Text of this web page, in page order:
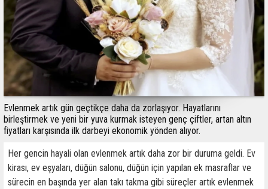
Evlenmek artık gün geçtikçe daha da zorlaşıyor. Hayatlarını
birleştirmek ve yeni bir yuva kurmak isteyen genç çiftler, artan altın
fiyatları karşısında ilk darbeyi ekonomik yönden alıyor.
Her gencin hayali olan evlenmek artık daha zor bir duruma geldi. Ev
kirası, ev eşyaları, düğün salonu, düğün için yapılan ek masraflar ve
sürecin en başında yer alan takı takma gibi süreçler artık evlenmek